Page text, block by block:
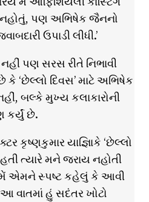
નહોતું, પણ અભિષેક જૈનનો
ઉપાડી લીધી.’
નહીં પણ સરસ રીતે નિભાવી
‘છેલ્લો દિવસ’ માટે અભિષેક
બલ્કે મુખ્ય કલાકારોની
કર્યું છે.
કૃષ્ણકુમાર યાજ્ઞિાકે ‘છેલ્લો
હતી ત્યારે મને જરાય નહોતી
એમને સ્પષ્ટ કહેલું કે આવી
વાતમાં હું સદંતર ખોટો